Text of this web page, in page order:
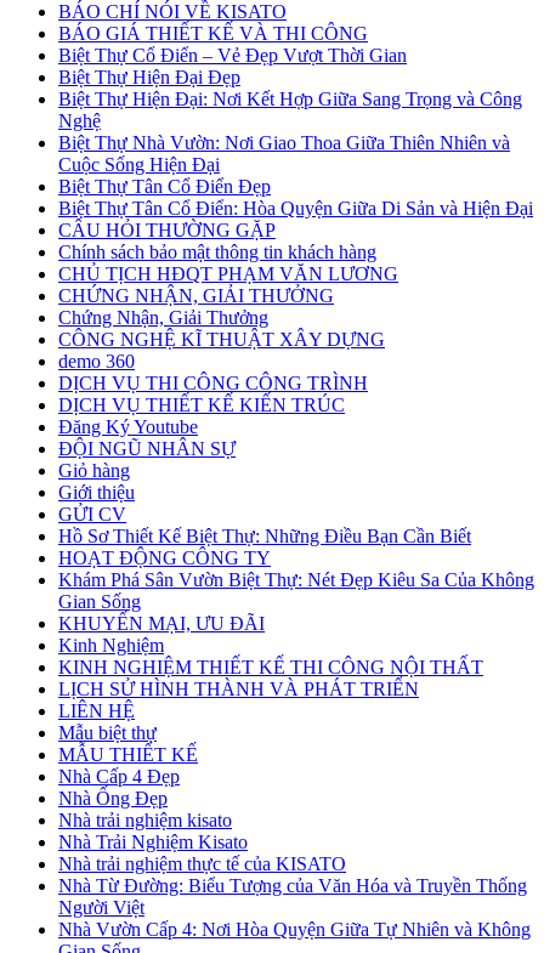
BÁO CHÍ NÓI VỀ KISATO
BÁO GIÁ THIẾT KẾ VÀ THI CÔNG
Biệt Thự Cổ Điển – Vẻ Đẹp Vượt Thời Gian
Biệt Thự Hiện Đại Đẹp
Biệt Thự Hiện Đại: Nơi Kết Hợp Giữa Sang Trọng và Công
Nghệ
Biệt Thự Nhà Vườn: Nơi Giao Thoa Giữa Thiên Nhiên và
Cuộc Sống Hiện Đại
Biệt Thự Tân Cổ Điển Đẹp
Biệt Thự Tân Cổ Điển: Hòa Quyện Giữa Di Sản và Hiện Đại
CÂU HỎI THƯỜNG GẶP
Chính sách bảo mật thông tin khách hàng
CHỦ TỊCH HĐQT PHẠM VĂN LƯƠNG
CHỨNG NHẬN, GIẢI THƯỞNG
Chứng Nhận, Giải Thưởng
CÔNG NGHỆ KĨ THUẬT XÂY DỰNG
demo 360
DỊCH VỤ THI CÔNG CÔNG TRÌNH
DỊCH VỤ THIẾT KẾ KIẾN TRÚC
Đăng Ký Youtube
ĐỘI NGŨ NHÂN SỰ
Giỏ hàng
Giới thiệu
GỬI CV
Hồ Sơ Thiết Kế Biệt Thự: Những Điều Bạn Cần Biết
HOẠT ĐỘNG CÔNG TY
Khám Phá Sân Vườn Biệt Thự: Nét Đẹp Kiêu Sa Của Không
Gian Sống
KHUYẾN MẠI, ƯU ĐÃI
Kinh Nghiệm
KINH NGHIỆM THIẾT KẾ THI CÔNG NỘI THẤT
LỊCH SỬ HÌNH THÀNH VÀ PHÁT TRIỂN
LIÊN HỆ
Mẫu biệt thự
MẪU THIẾT KẾ
Nhà Cấp 4 Đẹp
Nhà Ống Đẹp
Nhà trải nghiệm kisato
Nhà Trải Nghiệm Kisato
Nhà trải nghiệm thực tế của KISATO
Nhà Từ Đường: Biểu Tượng của Văn Hóa và Truyền Thống
Người Việt
Nhà Vườn Cấp 4: Nơi Hòa Quyện Giữa Tự Nhiên và Không